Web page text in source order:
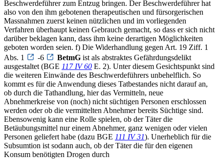
Beschwerdeführer zum Entzug bringen. Der Beschwerdeführer hat
also von den ihm gebotenen therapeutischen und fürsorgerischen
Massnahmen zuerst keinen nützlichen und im vorliegenden
Verfahren überhaupt keinen Gebrauch gemacht, so dass er sich nicht
darüber beklagen kann, dass ihm keine derartigen Möglichkeiten
geboten worden seien. f) Die Widerhandlung gegen Art. 19 Ziff. 1
Abs. 1
-6 BetmG ist als abstraktes Gefährdungsdelikt
ausgestaltet (BGE 117 IV 60 E. 2). Unter diesem Gesichtspunkt sind
die weiteren Einwände des Beschwerdeführers unbehelflich. So
kommt es für die Anwendung dieses Tatbestandes nicht darauf an,
ob durch die Tathandlung, hier das Vermitteln, neue
Abnehmerkreise von (noch) nicht süchtigen Personen erschlossen
werden oder ob die vermittelten Abnehmer bereits Süchtige sind.
Ebensowenig kann eine Rolle spielen, ob der Täter die
Betäubungsmittel nur einem Abnehmer, ganz wenigen oder vielen
Personen geliefert habe (dazu BGE 111 IV 31). Unerheblich für die
Subsumtion ist sodann auch, ob der Täter die für den eigenen
Konsum benötigten Drogen durch